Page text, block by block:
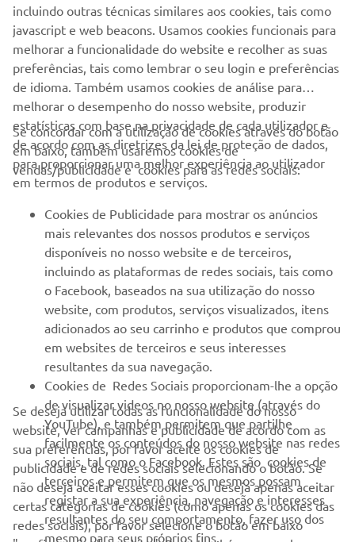
FAZER INSCRIÇÃO
EMPRESA
MAIS YAMAHA
SERVIÇO E SUPORTE
NEWSLETTER
Seja o primeiro a saber das últimas ofertas, eventos especiais,
novos lançamentos e muito mais
SUBSCREVER
Leia a nossa Política de Privacidade para saber como processamos
os seus dados pessoais: Politica de Privacidade
incluindo outras técnicas similares aos cookies, tais como
javascript e web beacons. Usamos cookies funcionais para
melhorar a funcionalidade do website e recolher as suas
preferências, tais como lembrar o seu login e preferências
de idioma. Também usamos cookies de análise para
melhorar o desempenho do nosso website, produzir
estatísticas com base na privacidade de cada utilizador e
de acordo com as diretrizes da lei de proteção de dados,
para proporcionar uma melhor experiência ao utilizador
em termos de produtos e serviços.
Se concordar com a utilização de cookies através do botão
em baixo, também usaremos cookies de
vendas/publicidade e cookies para as redes sociais:
Cookies de Publicidade para mostrar os anúncios
mais relevantes dos nossos produtos e serviços
disponíveis no nosso website e de terceiros,
incluindo as plataformas de redes sociais, tais como
o Facebook, baseados na sua utilização do nosso
website, com produtos, serviços visualizados, itens
adicionados ao seu carrinho e produtos que comprou
em websites de terceiros e seus interesses
resultantes da sua navegação.
Cookies de Redes Sociais proporcionam-lhe a opção
de visualizar videos no nosso website (através do
YouTube), e também permitem que partilhe
facilmente os conteúdos do nosso website nas redes
sociais, tal como o Facebook. Estes são cookies de
terceiros e permitem que os mesmos possam
registar a sua experiência, navegação e interesses
resultantes do seu comportamento, fazer uso dos
mesmo para seus próprios fins.
Se deseja utilizar todas as funcionalidade do nosso
website, ver campanhas e publicidade de acordo com as
sua preferências, por favor aceite os cookies de
publicidade e de redes sociais selecionando o botão. Se
não deseja aceitar esses cookies ou deseja apenas aceitar
certas categorias de cookies (como apenas os cookies das
redes sociais), por favor selecione o botão em baixo